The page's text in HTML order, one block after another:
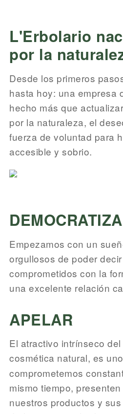
L'Erbolario
por la
Desde los primeros
hasta hoy: una empresa
hecho más que
por la naturaleza, el
fuerza de voluntad para
accesible y sobrio.
Empezamos con un
orgullosos de poder
comprometidos con la
una excelente relación
APELAR
El atractivo intrínseco
cosmética natural, es
comprometemos
mismo tiempo,
nuestros productos y